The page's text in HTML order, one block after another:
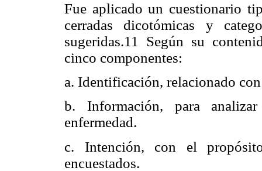
Fue aplicado un cuestionario
cerradas dicotómicas y
sugeridas.11 Según su
cinco componentes:
a. Identificación, relacionado
b. Información, para
enfermedad.
c. Intención, con el
encuestados.